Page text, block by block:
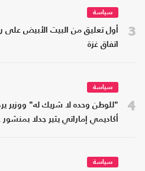
3
سياسة
أول تعليق من البيت الأبيض
اتفاق غزة
4
سياسة
"للوطن وحده لا شريك له" ووزير
أكاديمي إماراتي يثير جدلا بمنشور
سياسة